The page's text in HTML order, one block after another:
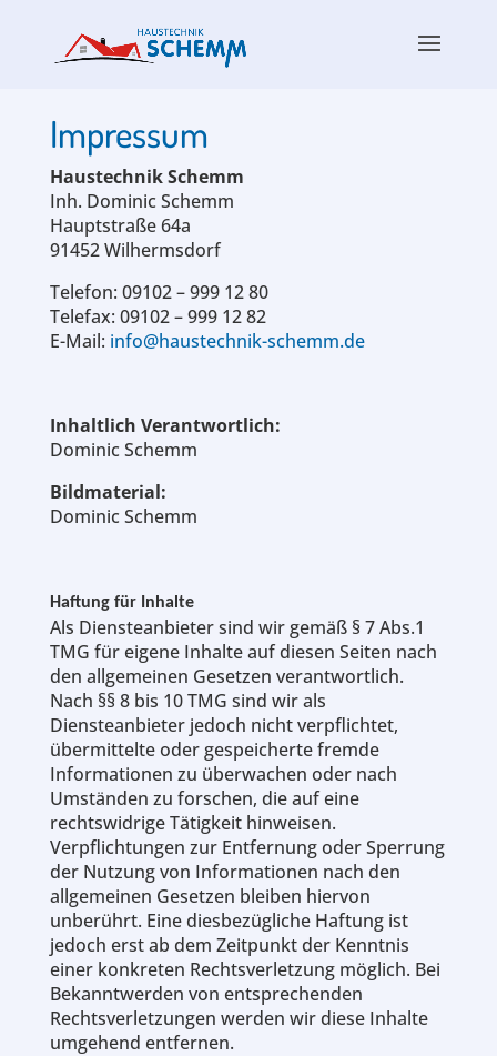
Impressum
Haustechnik Schemm
Inh. Dominic Schemm
Hauptstraße 64a
91452 Wilhermsdorf
Telefon: 09102 – 999 12 80
Telefax: 09102 – 999 12 82
E-Mail: info@haustechnik-schemm.de
Inhaltlich Verantwortlich:
Dominic Schemm
Bildmaterial:
Dominic Schemm
Haftung für Inhalte
Als Diensteanbieter sind wir gemäß § 7 Abs.1
TMG für eigene Inhalte auf diesen Seiten nach
den allgemeinen Gesetzen verantwortlich.
Nach §§ 8 bis 10 TMG sind wir als
Diensteanbieter jedoch nicht verpflichtet,
übermittelte oder gespeicherte fremde
Informationen zu überwachen oder nach
Umständen zu forschen, die auf eine
rechtswidrige Tätigkeit hinweisen.
Verpflichtungen zur Entfernung oder Sperrung
der Nutzung von Informationen nach den
allgemeinen Gesetzen bleiben hiervon
unberührt. Eine diesbezügliche Haftung ist
jedoch erst ab dem Zeitpunkt der Kenntnis
einer konkreten Rechtsverletzung möglich. Bei
Bekanntwerden von entsprechenden
Rechtsverletzungen werden wir diese Inhalte
umgehend entfernen.